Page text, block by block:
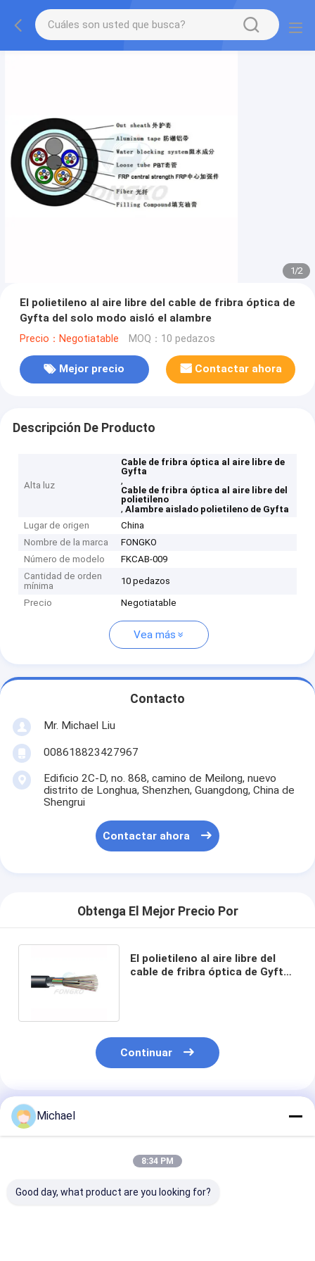
1/2
El polietileno al aire libre del cable de fribra óptica de
Gyfta del solo modo aisló el alambre
Precio：Negotiatable MOQ：10 pedazos
Mejor precio Contactar ahora
Descripción De Producto
Alta luz
Cable de fribra óptica al aire libre de
Gyfta
,
Cable de fribra óptica al aire libre del
polietileno
,Alambre aislado polietileno de Gyfta
Lugar de origen
China
Nombre de la marca
FONGKO
Número de modelo
FKCAB-009
Cantidad de orden
mínima
10 pedazos
Precio Negotiatable
Vea más
Contacto
Mr. Michael Liu
008618823427967
Edificio 2C-D, no. 868, camino de Meilong, nuevo
distrito de Longhua, Shenzhen, Guangdong, China de
Shengrui
Contactar ahora
Obtenga El Mejor Precio Por
El polietileno al aire libre del
cable de fribra óptica de Gyfta
Continuar
Productos Recomendados
Michael
8:34 PM
Good day, what product are you looking for?